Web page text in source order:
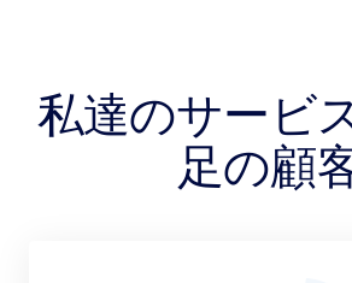
私達のサービ
足の顧